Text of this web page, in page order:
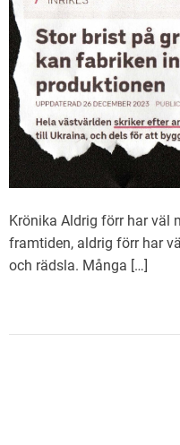
Krönika Aldrig förr har väl
framtiden, aldrig förr har
och rädsla. Många […]